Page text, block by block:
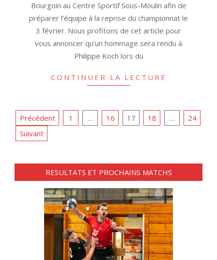
Bourgoin au Centre Sportif Sous-Moulin afin de
préparer l’équipe à la reprise du championnat le
3 février. Nous profitons de cet article pour
vous annoncer qu’un hommage sera rendu à
Philippe Koch lors du
CONTINUER LA LECTURE
PAGINATION
DES
Précédent 1 … 16 17 18 …
24
Suivant
RESULTATS ET PROCHAINS MATCHS